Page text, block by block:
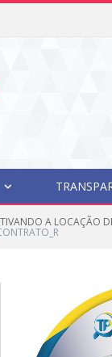
A LOCAÇÃO